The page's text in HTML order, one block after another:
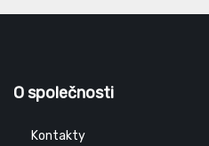
O společnosti
Kontakty